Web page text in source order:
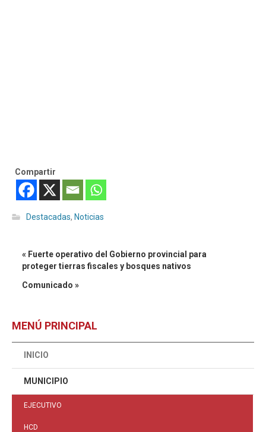
Compartir
Destacadas, Noticias
« Fuerte operativo del Gobierno provincial para
proteger tierras fiscales y bosques nativos
Comunicado »
MENÚ PRINCIPAL
INICIO
MUNICIPIO
EJECUTIVO
HCD